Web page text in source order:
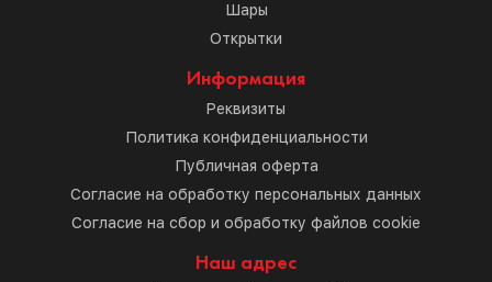
Шары
Открытки
Информация
Реквизиты
Политика конфиденциальности
Публичная оферта
Согласие на обработку персональных данных
Согласие на сбор и обработку файлов cookie
Наш адрес